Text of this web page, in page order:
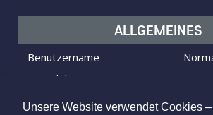
Unsere Website verwendet Cookies –
ALLGEMEINES
Benutzername
Ich bin
Ich suche
eine